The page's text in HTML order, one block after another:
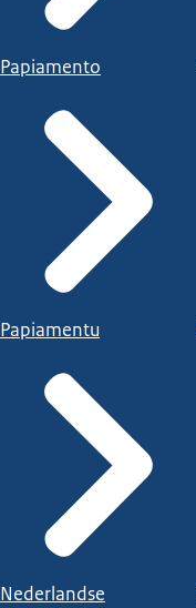
Papiamento
Papiamentu
Nederlandse